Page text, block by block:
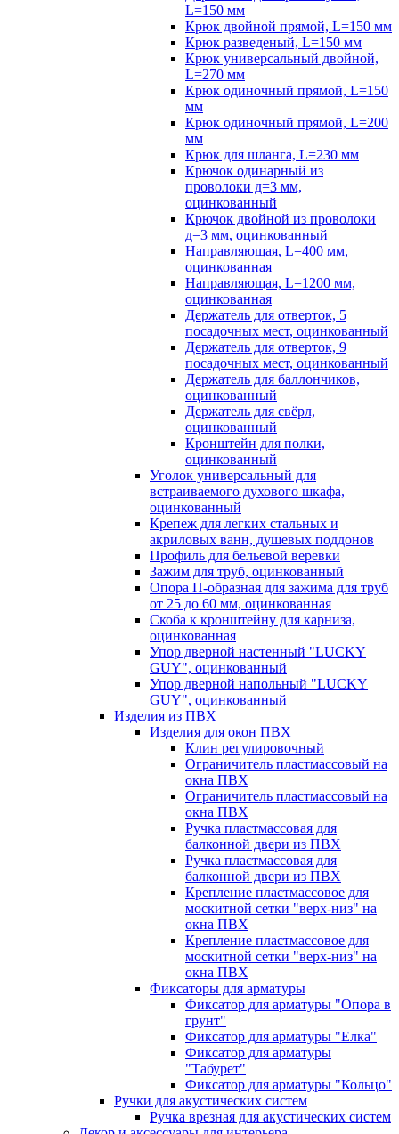
L=150 мм
Крюк двойной прямой, L=150 мм
Крюк разведеный, L=150 мм
Крюк универсальный двойной,
L=270 мм
Крюк одиночный прямой, L=150
мм
Крюк одиночный прямой, L=200
мм
Крюк для шланга, L=230 мм
Крючок одинарный из
проволоки д=3 мм,
оцинкованный
Крючок двойной из проволоки
д=3 мм, оцинкованный
Направляющая, L=400 мм,
оцинкованная
Направляющая, L=1200 мм,
оцинкованная
Держатель для отверток, 5
посадочных мест, оцинкованный
Держатель для отверток, 9
посадочных мест, оцинкованный
Держатель для баллончиков,
оцинкованный
Держатель для свёрл,
оцинкованный
Кронштейн для полки,
оцинкованный
Уголок универсальный для
встраиваемого духового шкафа,
оцинкованный
Крепеж для легких стальных и
акриловых ванн, душевых поддонов
Профиль для бельевой веревки
Зажим для труб, оцинкованный
Опора П-образная для зажима для труб
от 25 до 60 мм, оцинкованная
Скоба к кронштейну для карниза,
оцинкованная
Упор дверной настенный "LUCKY
GUY", оцинкованный
Упор дверной напольный "LUCKY
GUY", оцинкованный
Изделия из ПВХ
Изделия для окон ПВХ
Клин регулировочный
Ограничитель пластмассовый на
окна ПВХ
Ограничитель пластмассовый на
окна ПВХ
Ручка пластмассовая для
балконной двери из ПВХ
Ручка пластмассовая для
балконной двери из ПВХ
Крепление пластмассовое для
москитной сетки "верх-низ" на
окна ПВХ
Крепление пластмассовое для
москитной сетки "верх-низ" на
окна ПВХ
Фиксаторы для арматуры
Фиксатор для арматуры "Опора в
грунт"
Фиксатор для арматуры "Елка"
Фиксатор для арматуры
"Табурет"
Фиксатор для арматуры "Кольцо"
Ручки для акустических систем
Ручка врезная для акустических систем